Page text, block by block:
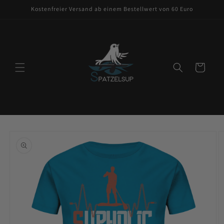
Kostenfreier Versand ab einem Bestellwert von 60 Euro
Warenkorb